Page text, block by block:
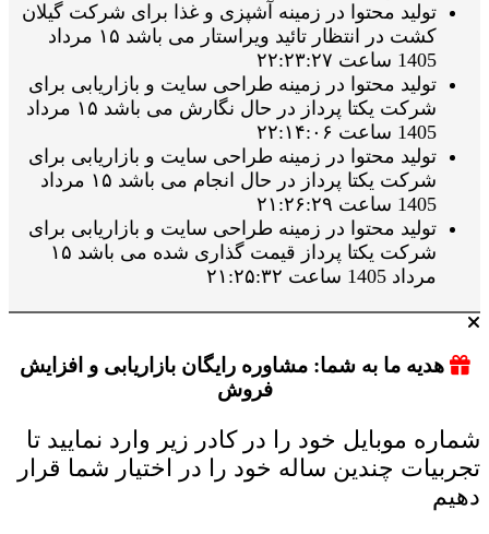
تولید محتوا در زمینه آشپزی و غذا برای شرکت گیلان
کشت در انتظار تائید ویراستار می باشد ۱۵ مرداد
1405 ساعت ۲۲:۲۳:۲۷
تولید محتوا در زمینه طراحی سایت و بازاریابی برای
شرکت یکتا پرداز در حال نگارش می باشد ۱۵ مرداد
1405 ساعت ۲۲:۱۴:۰۶
تولید محتوا در زمینه طراحی سایت و بازاریابی برای
شرکت یکتا پرداز در حال انجام می باشد ۱۵ مرداد
1405 ساعت ۲۱:۲۶:۲۹
تولید محتوا در زمینه طراحی سایت و بازاریابی برای
شرکت یکتا پرداز قیمت گذاری شده می باشد ۱۵
مرداد 1405 ساعت ۲۱:۲۵:۳۲
هدیه ما به شما: مشاوره رایگان بازاریابی و افزایش
فروش
شماره موبایل خود را در کادر زیر وارد نمایید تا
تجربیات چندین ساله خود را در اختیار شما قرار
دهیم